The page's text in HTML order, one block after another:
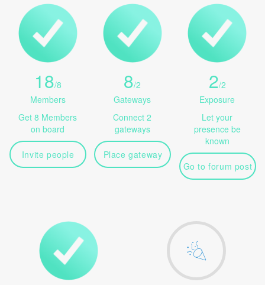
18/8
Members
Get 8 Members
on board
Invite people
8/2
Gateways
Connect 2
gateways
Place gateway
2/2
Exposure
Let your
presence be
known
Go to forum post